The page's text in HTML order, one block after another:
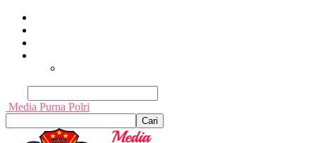
Media Purna Polri